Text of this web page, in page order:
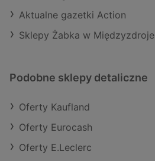
Aktualne gazetki Action
Sklepy Żabka w Międzyzdroje
Podobne sklepy detaliczne
Oferty Kaufland
Oferty Eurocash
Oferty E.Leclerc